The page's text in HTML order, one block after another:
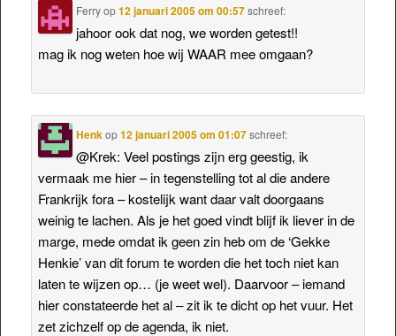
Ferryop12 januari 2005 om 00:57 schreef:
jahoor ook dat nog, we worden getest!!
mag ik nog weten hoe wij WAAR mee omgaan?
Henkop12 januari 2005 om 01:07 schreef:
@Krek: Veel postings zijn erg geestig, ik
vermaak me hier – in tegenstelling tot al die andere
Frankrijk fora – kostelijk want daar valt doorgaans
weinig te lachen. Als je het goed vindt blijf ik liever in de
marge, mede omdat ik geen zin heb om de ‘Gekke
Henkie’ van dit forum te worden die het toch niet kan
laten te wijzen op… (je weet wel). Daarvoor – iemand
hier constateerde het al – zit ik te dicht op het vuur. Het
zet zichzelf op de agenda, ik niet.